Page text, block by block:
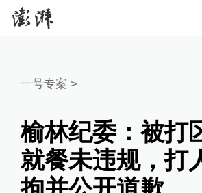
一号专案 >
榆林纪委：被打
就餐未违规，打